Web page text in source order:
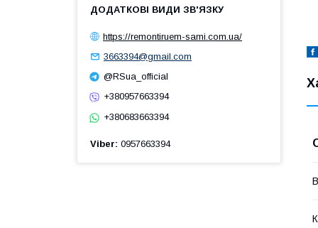
https://remontiruem-sami.com.ua/
3663394@gmail.com
@RSua_official
+380957663394
+380683663394
Viber 0957663394